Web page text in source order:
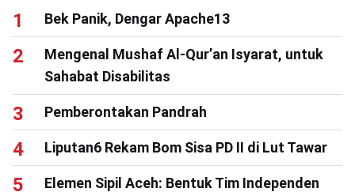
Bek Panik, Dengar Apache13
Mengenal Mushaf Al-Qur’an Isyarat, untuk
Sahabat Disabilitas
Pemberontakan Pandrah
Liputan6 Rekam Bom Sisa PD II di Lut Tawar
Elemen Sipil Aceh: Bentuk Tim Independen